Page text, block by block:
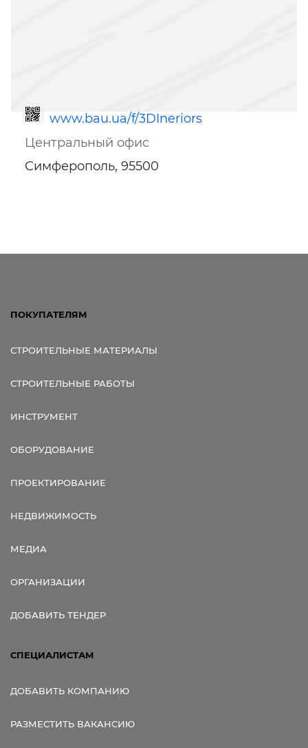
www.bau.ua/f/3DIneriors
Центральный офис
Симферополь, 95500
ПОКУПАТЕЛЯМ
СТРОИТЕЛЬНЫЕ МАТЕРИАЛЫ
СТРОИТЕЛЬНЫЕ РАБОТЫ
ИНСТРУМЕНТ
ОБОРУДОВАНИЕ
ПРОЕКТИРОВАНИЕ
НЕДВИЖИМОСТЬ
МЕДИА
ОРГАНИЗАЦИИ
ДОБАВИТЬ ТЕНДЕР
СПЕЦИАЛИСТАМ
ДОБАВИТЬ КОМПАНИЮ
РАЗМЕСТИТЬ ВАКАНСИЮ